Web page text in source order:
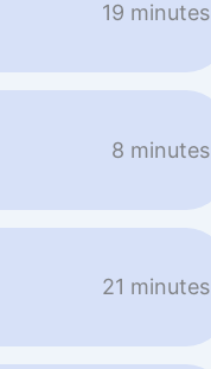
19 minutes
8 minutes
21 minutes